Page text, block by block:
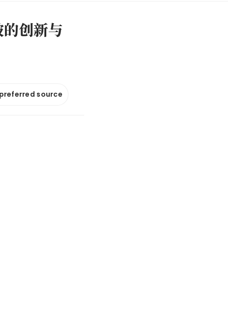
创新与
source